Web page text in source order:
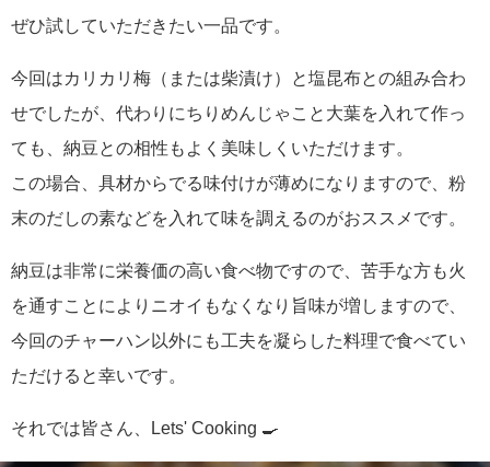
ぜひ試していただきたい一品です。
今回はカリカリ梅（または柴漬け）と塩昆布との組み合わ
せでしたが、代わりにちりめんじゃこと大葉を入れて作っ
ても、納豆との相性もよく美味しくいただけます。
この場合、具材からでる味付けが薄めになりますので、粉
末のだしの素などを入れて味を調えるのがおススメです。
納豆は非常に栄養価の高い食べ物ですので、苦手な方も火
を通すことによりニオイもなくなり旨味が増しますので、
今回のチャーハン以外にも工夫を凝らした料理で食べてい
ただけると幸いです。
それでは皆さん、Lets' Cooking 🍳